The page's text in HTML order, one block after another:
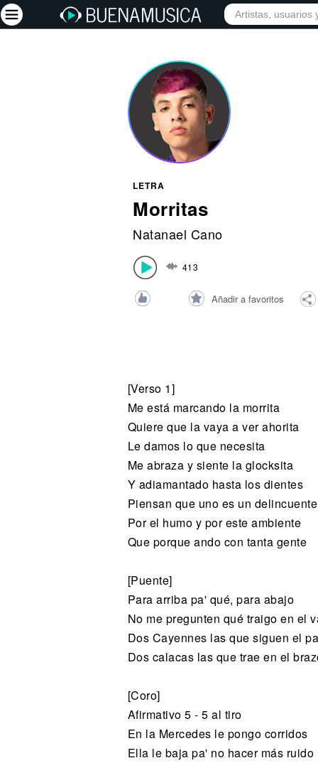
INICIO ARTISTAS
LETRA
Morritas
Natanael Cano
413
Añadir a favoritos
[Verso 1]
Me está marcando la morrita
Quiere que la vaya a ver ahorita
Le damos lo que necesita
Me abraza y siente la glocksita
Y adiamantado hasta los dientes
Piensan que uno es un delincuente
Por el humo y por este ambiente
Que porque ando con tanta gente
[Puente]
Para arriba pa' qué, para abajo
No me pregunten qué traigo en el
Dos Cayennes las que siguen el
Dos calacas las que trae en el
[Coro]
Afirmativo 5 - 5 al tiro
En la Mercedes le pongo corridos
Ella le baja pa' no hacer más ruido